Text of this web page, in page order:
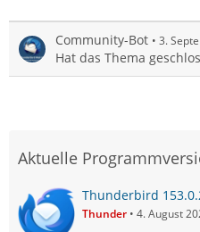
Community-Bot 3.
Hat das Thema
Aktuelle
Thunderbird
Thunder 4. August